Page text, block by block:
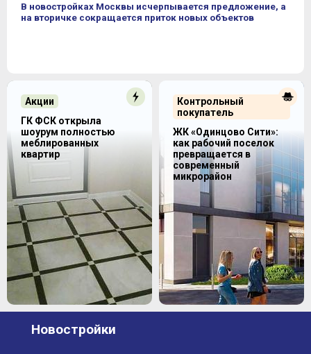
В новостройках Москвы исчерпывается предложение, а
на вторичке сокращается приток новых объектов
Контрольный
покупатель
ЖК «Одинцово Сити»:
как рабочий поселок
превращается в
современный
микрорайон
Акции
ГК ФСК открыла
шоурум полностью
меблированных
квартир
Новостройки